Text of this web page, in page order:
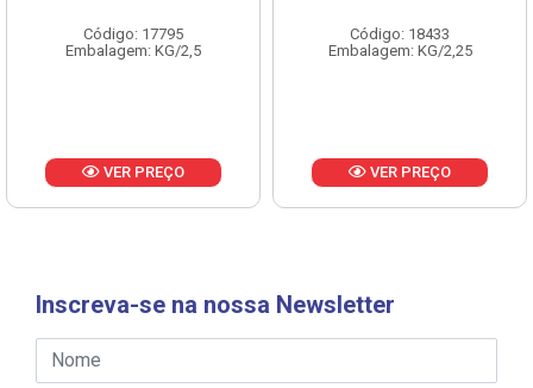
Código: 17795
Embalagem: KG/2,5
VER PREÇO
Código: 18433
Embalagem: KG/2,25
VER PREÇO
Inscreva-se na nossa Newsletter